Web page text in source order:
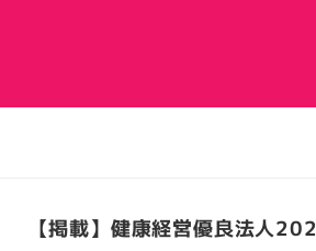
【掲載】健康経営優良法人